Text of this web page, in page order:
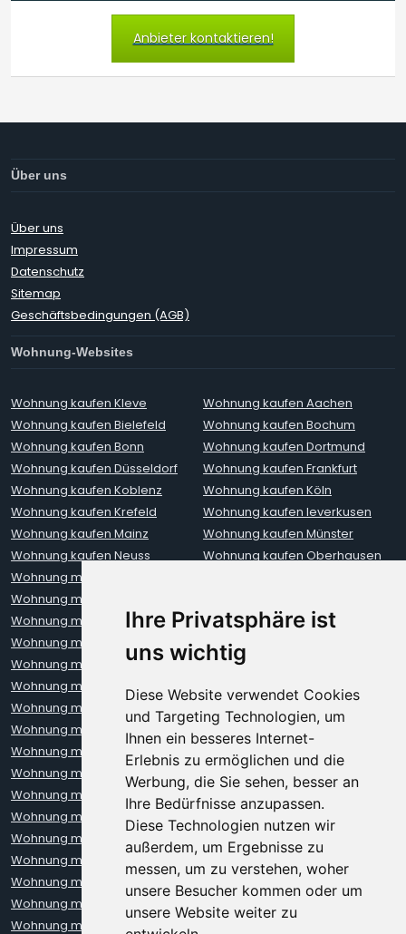
Ihre Privatsphäre ist
uns wichtig
Diese Website verwendet Cookies
und Targeting Technologien, um
Ihnen ein besseres Internet-
Erlebnis zu ermöglichen und die
Werbung, die Sie sehen, besser an
Ihre Bedürfnisse anzupassen.
Diese Technologien nutzen wir
außerdem, um Ergebnisse zu
messen, um zu verstehen, woher
unsere Besucher kommen oder um
unsere Website weiter zu
Anbieter kontaktieren!
Über uns
Über uns
Impressum
Datenschutz
Sitemap
Geschäftsbedingungen (AGB)
Wohnung-Websites
Wohnung kaufen Kleve
Wohnung kaufen Aachen
Wohnung kaufen Bielefeld
Wohnung kaufen Bochum
Wohnung kaufen Bonn
Wohnung kaufen Dortmund
Wohnung kaufen Düsseldorf
Wohnung kaufen Frankfurt
Wohnung kaufen Koblenz
Wohnung kaufen Köln
Wohnung kaufen Krefeld
Wohnung kaufen leverkusen
Wohnung kaufen Mainz
Wohnung kaufen Münster
Wohnung kaufen Neuss
Wohnung kaufen Oberhausen
Wohnung mieten Aachen
Wohnung mieten Berlin
Wohnung mieten Bochum
Wohnung mieten Bonn
Wohnung mieten Bremen
Wohnung mieten Darmstadt
Wohnung mieten Dortmund
Wohnung mieten Dresden
Wohnung mieten Düsseldorf
Wohnung mieten Erfurt
Wohnung mieten Frankfurt
Wohnung mieten Freiburg
Wohnung mieten Hamburg
Wohnung mieten Hannover
Wohnung mieten Heidelberg
Wohnung mieten Karlsruhe
Wohnung mieten Kiel
Wohnung mieten Kleve
Wohnung mieten Koblenz
Wohnung mieten Krefeld
Wohnung mieten Leipzig
Wohnung mieten Leverkusen
Wohnung mieten Lübeck
Wohnung mieten Mainz
Wohnung mieten Mannheim
Wohnung mieten München
Wohnung mieten Münster
Wohnung mieten Neuss
Wohnung mieten Nürnberg
Wohnung mieten Oberhausen
Wohnung mieten Oldenburg